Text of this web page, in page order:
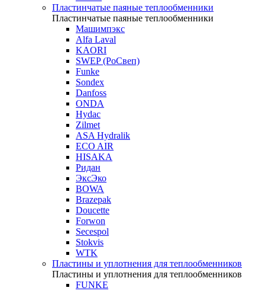
Пластинчатые паяные теплообменники
Пластинчатые паяные теплообменники
Машимпэкс
Alfa Laval
KAORI
SWEP (РоСвеп)
Funke
Sondex
Danfoss
ONDA
Hydac
Zilmet
ASA Hydralik
ECO AIR
HISAKA
Ридан
ЭксЭко
BOWA
Brazepak
Doucette
Forwon
Secespol
Stokvis
WTK
Пластины и уплотнения для теплообменников
Пластины и уплотнения для теплообменников
FUNKE